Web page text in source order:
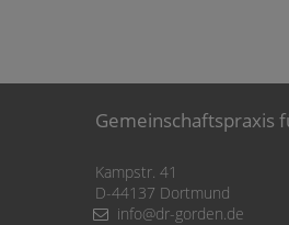
Gemeinschaftspraxis
Kampstr. 41
D-44137 Dortmund
info@dr-gorden.de